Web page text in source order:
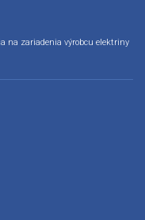
na zariadenia výrobcu elektriny